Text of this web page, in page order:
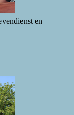
en